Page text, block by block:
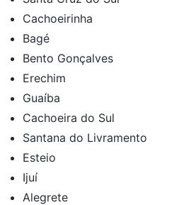
Cachoeirinha
Bagé
Bento Gonçalves
Erechim
Guaíba
Cachoeira do Sul
Santana do Livramento
Esteio
Ijuí
Alegrete